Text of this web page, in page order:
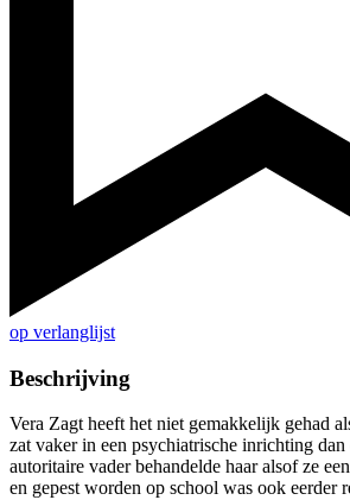
op verlanglijst
Beschrijving
Vera Zagt heeft het niet gemakkelijk gehad
zat vaker in een psychiatrische inrichting dan
autoritaire vader behandelde haar alsof ze
en gepest worden op school was ook eerder